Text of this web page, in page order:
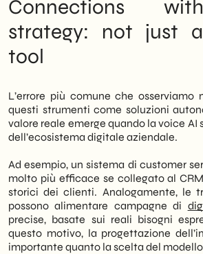
Connections
strategy: not just
tool
L’errore più comune che
questi strumenti come soluzioni
valore reale emerge quando la voice AI
dell’ecosistema digitale aziendale.
Ad esempio, un sistema di customer
molto più efficace se collegato al
storici dei clienti. Analogamente, le
possono alimentare campagne di
precise, basate sui reali bisogni
questo motivo, la progettazione
importante quanto la scelta del modello